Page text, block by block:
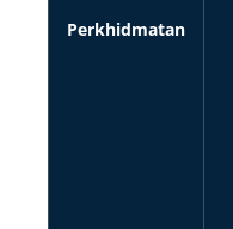
Perkhidmatan